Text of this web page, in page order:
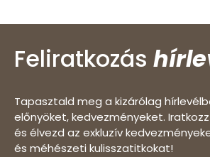
Feliratkozás
Tapasztald meg a kizárólag
előnyöket, kedvezményeket.
és élvezd az exkluzív
és méhészeti kulisszatitkokat!